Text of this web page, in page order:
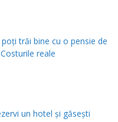
trăi bine cu o pensie de
reale
un hotel și găsești